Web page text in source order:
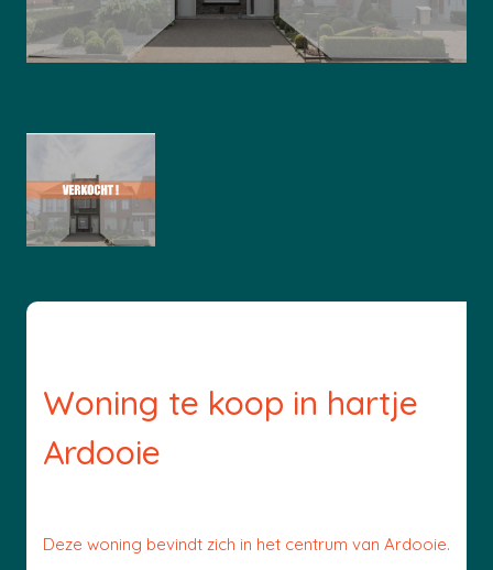
Woning te koop in hartje
Ardooie
Deze woning bevindt zich in het centrum van Ardooie.